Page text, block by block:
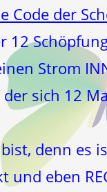
Code der
12
Strom
der sich 12
denn es
und eben